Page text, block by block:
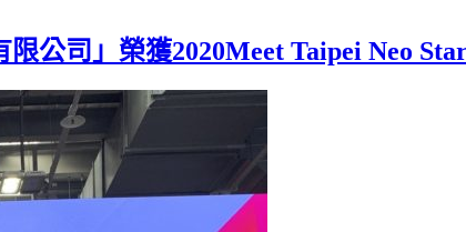
公司」榮獲2020Meet Taipei Neo